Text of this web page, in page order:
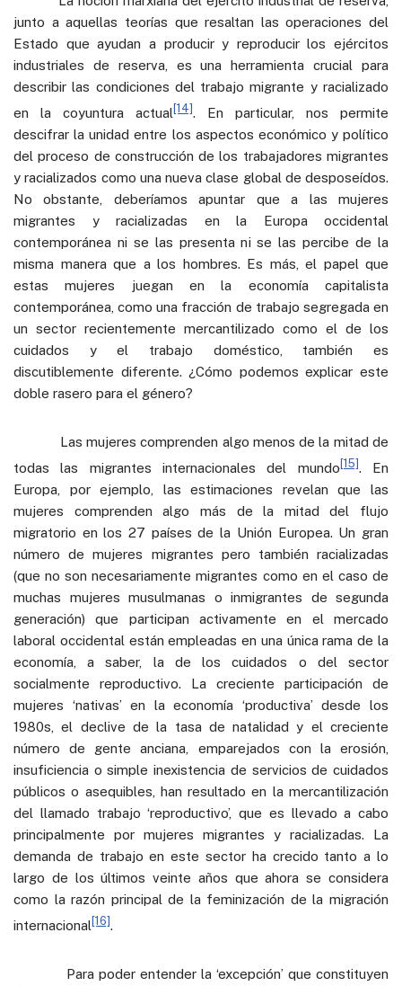
junto a aquellas teorías que resaltan las operaciones del
Estado que ayudan a producir y reproducir los ejércitos
industriales de reserva, es una herramienta crucial para
describir las condiciones del trabajo migrante y racializado
en la coyuntura actual[14]. En particular, nos permite
descifrar la unidad entre los aspectos económico y político
del proceso de construcción de los trabajadores migrantes
y racializados como una nueva clase global de desposeídos.
No obstante, deberíamos apuntar que a las mujeres
migrantes y racializadas en la Europa occidental
contemporánea ni se las presenta ni se las percibe de la
misma manera que a los hombres. Es más, el papel que
estas mujeres juegan en la economía capitalista
contemporánea, como una fracción de trabajo segregada en
un sector recientemente mercantilizado como el de los
cuidados y el trabajo doméstico, también es
discutiblemente diferente. ¿Cómo podemos explicar este
doble rasero para el género?
Las mujeres comprenden algo menos de la mitad de
todas las migrantes internacionales del mundo[15]. En
Europa, por ejemplo, las estimaciones revelan que las
mujeres comprenden algo más de la mitad del flujo
migratorio en los 27 países de la Unión Europea. Un gran
número de mujeres migrantes pero también racializadas
(que no son necesariamente migrantes como en el caso de
muchas mujeres musulmanas o inmigrantes de segunda
generación) que participan activamente en el mercado
laboral occidental están empleadas en una única rama de la
economía, a saber, la de los cuidados o del sector
socialmente reproductivo. La creciente participación de
mujeres ‘nativas’ en la economía ‘productiva’ desde los
1980s, el declive de la tasa de natalidad y el creciente
número de gente anciana, emparejados con la erosión,
insuficiencia o simple inexistencia de servicios de cuidados
públicos o asequibles, han resultado en la mercantilización
del llamado trabajo ‘reproductivo’, que es llevado a cabo
principalmente por mujeres migrantes y racializadas. La
demanda de trabajo en este sector ha crecido tanto a lo
largo de los últimos veinte años que ahora se considera
como la razón principal de la feminización de la migración
internacional[16].
Para poder entender la ‘excepción’ que constituyen